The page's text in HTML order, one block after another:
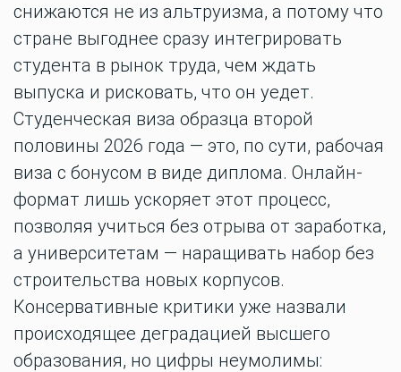
снижаются не из альтруизма, а потому что
стране выгоднее сразу интегрировать
студента в рынок труда, чем ждать
выпуска и рисковать, что он уедет.
Студенческая виза образца второй
половины 2026 года — это, по сути, рабочая
виза с бонусом в виде диплома. Онлайн-
формат лишь ускоряет этот процесс,
позволяя учиться без отрыва от заработка,
а университетам — наращивать набор без
строительства новых корпусов.
Консервативные критики уже назвали
происходящее деградацией высшего
образования, но цифры неумолимы: